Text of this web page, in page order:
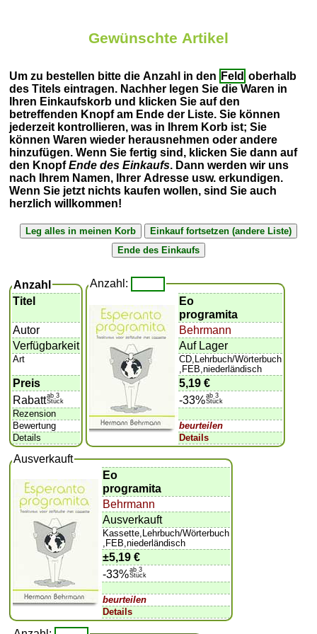
Gewünschte Artikel
Um zu bestellen bitte die Anzahl in den Feld oberhalb
des Titels eintragen. Nachher legen Sie die Waren in
Ihren Einkaufskorb und klicken Sie auf den
betreffenden Knopf am Ende der Liste. Sie können
jederzeit kontrollieren, was in Ihrem Korb ist; Sie
können Waren wieder herausnehmen oder andere
hinzufügen. Wenn Sie fertig sind, klicken Sie dann auf
den KnopfEnde des Einkaufs. Dann werden wir uns
nach Ihrem Namen, Ihrer Adresse usw. erkundigen.
Wenn Sie jetzt nichts kaufen wollen, sind Sie auch
herzlich willkommen!
Anzahl
Titel
Autor
Verfügbarkeit
Art
Preis
Rabattab 3
Stück
Rezension
Bewertung
Details
Anzahl:
Eo
programita
Behrmann
Auf Lager
CD,Lehrbuch/Wörterbuch
,FEB,niederländisch
5,19 €
-33%ab 3
Stück
beurteilen
Details
Ausverkauft
Eo
programita
Behrmann
Ausverkauft
Kassette,Lehrbuch/Wörterbuch
,FEB,niederländisch
±5,19 €
-33%ab 3
Stück
beurteilen
Details